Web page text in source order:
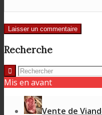
Recherche
Mis en avant
Vente de